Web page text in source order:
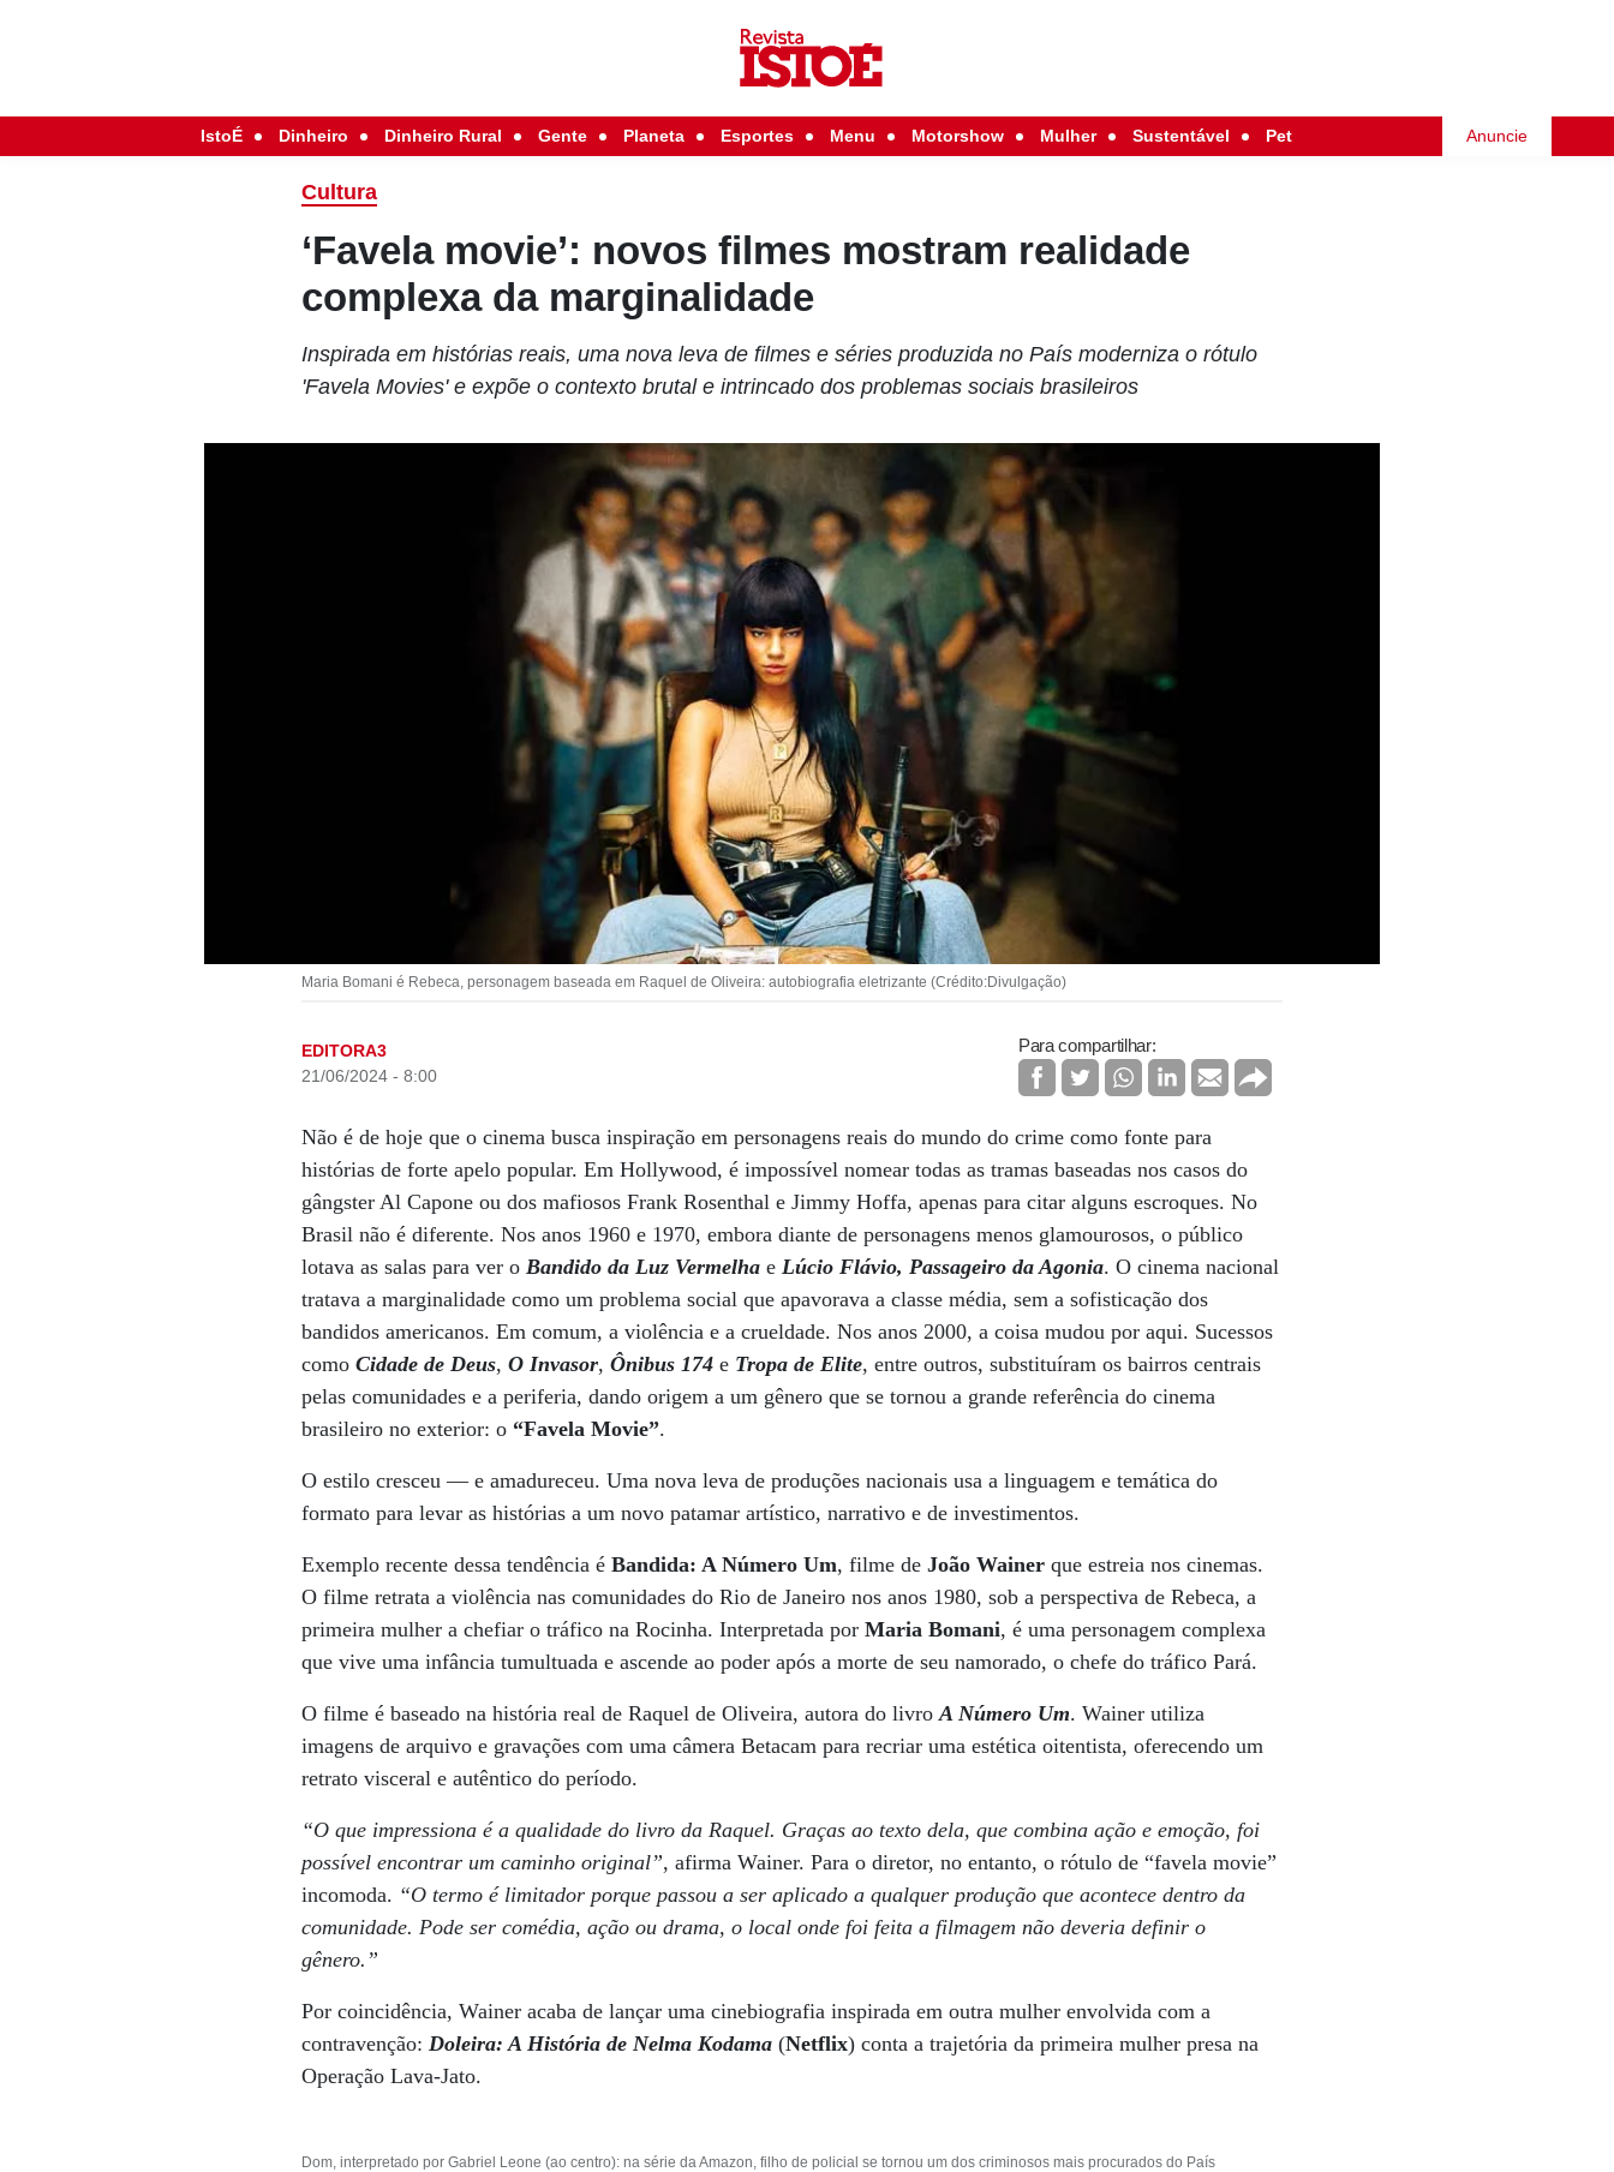
IstoÉ Dinheiro Dinheiro Rural Gente Planeta Esportes Menu Motorshow Mulher Sustentável Pet Anuncie
Cultura
‘Favela movie’: novos filmes mostram realidade
complexa da marginalidade
Inspirada em histórias reais, uma nova leva de filmes e séries produzida no País moderniza o rótulo
'Favela Movies' e expõe o contexto brutal e intrincado dos problemas sociais brasileiros
Maria Bomani é Rebeca, personagem baseada em Raquel de Oliveira: autobiografia eletrizante (Crédito:Divulgação)
EDITORA3
21/06/2024 - 8:00
Para compartilhar:
Não é de hoje que o cinema busca inspiração em personagens reais do mundo do crime como fonte para
histórias de forte apelo popular. Em Hollywood, é impossível nomear todas as tramas baseadas nos casos do
gângster Al Capone ou dos mafiosos Frank Rosenthal e Jimmy Hoffa, apenas para citar alguns escroques. No
Brasil não é diferente. Nos anos 1960 e 1970, embora diante de personagens menos glamourosos, o público
lotava as salas para ver oBandido da Luz Vermelha eLúcio Flávio, Passageiro da Agonia. O cinema nacional
tratava a marginalidade como um problema social que apavorava a classe média, sem a sofisticação dos
bandidos americanos. Em comum, a violência e a crueldade. Nos anos 2000, a coisa mudou por aqui. Sucessos
comoCidade de Deus,O Invasor,Ônibus 174 e Tropa de Elite, entre outros, substituíram os bairros centrais
pelas comunidades e a periferia, dando origem a um gênero que se tornou a grande referência do cinema
brasileiro no exterior: o “Favela Movie”.
O estilo cresceu — e amadureceu. Uma nova leva de produções nacionais usa a linguagem e temática do
formato para levar as histórias a um novo patamar artístico, narrativo e de investimentos.
Exemplo recente dessa tendência éBandida: A Número Um, filme deJoão Wainer que estreia nos cinemas.
O filme retrata a violência nas comunidades do Rio de Janeiro nos anos 1980, sob a perspectiva de Rebeca, a
primeira mulher a chefiar o tráfico na Rocinha. Interpretada porMaria Bomani, é uma personagem complexa
que vive uma infância tumultuada e ascende ao poder após a morte de seu namorado, o chefe do tráfico Pará.
O filme é baseado na história real de Raquel de Oliveira, autora do livroA Número Um. Wainer utiliza
imagens de arquivo e gravações com uma câmera Betacam para recriar uma estética oitentista, oferecendo um
retrato visceral e autêntico do período.
“O que impressiona é a qualidade do livro da Raquel. Graças ao texto dela, que combina ação e emoção, foi
possível encontrar um caminho original”, afirma Wainer. Para o diretor, no entanto, o rótulo de “favela movie”
incomoda. “O termo é limitador porque passou a ser aplicado a qualquer produção que acontece dentro da
comunidade. Pode ser comédia, ação ou drama, o local onde foi feita a filmagem não deveria definir o
gênero.”
Por coincidência, Wainer acaba de lançar uma cinebiografia inspirada em outra mulher envolvida com a
contravenção:Doleira: A História de Nelma Kodama (Netflix) conta a trajetória da primeira mulher presa na
Operação Lava-Jato.
Dom, interpretado por Gabriel Leone (ao centro): na série da Amazon, filho de policial se tornou um dos criminosos mais procurados do País